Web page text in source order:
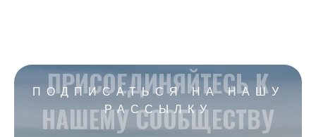
ПОДПИСАТЬСЯ НА НАШУ
РАССЫЛКУ
ПРИСОЕДИНЯЙТЕСЬ К
НАШЕМУ СООБЩЕСТВУ